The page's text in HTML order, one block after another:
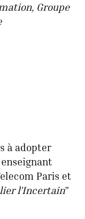
Groupe
à adopter
enseignant
Paris et
l’Incertain”